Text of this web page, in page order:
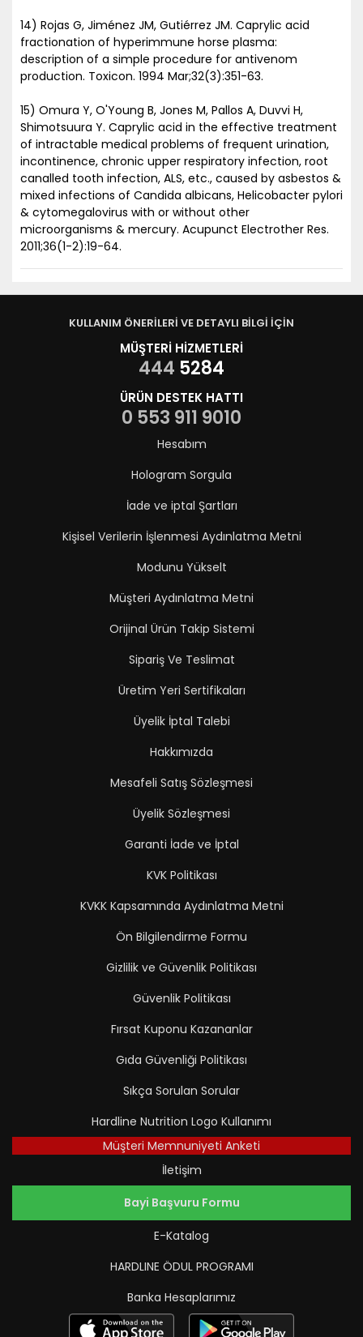
14) Rojas G, Jiménez JM, Gutiérrez JM. Caprylic acid
fractionation of hyperimmune horse plasma:
description of a simple procedure for antivenom
production. Toxicon. 1994 Mar;32(3):351-63.
15) Omura Y, O'Young B, Jones M, Pallos A, Duvvi H,
Shimotsuura Y. Caprylic acid in the effective treatment
of intractable medical problems of frequent urination,
incontinence, chronic upper respiratory infection, root
canalled tooth infection, ALS, etc., caused by asbestos &
mixed infections of Candida albicans, Helicobacter pylori
& cytomegalovirus with or without other
microorganisms & mercury. Acupunct Electrother Res.
2011;36(1-2):19-64.
KULLANIM ÖNERİLERİ VE DETAYLI BİLGİ İÇİN
MÜŞTERİ HİZMETLERİ
444 5284
ÜRÜN DESTEK HATTI
0 553 911 9010
Hesabım
Hologram Sorgula
İade ve iptal Şartları
Kişisel Verilerin İşlenmesi Aydınlatma Metni
Modunu Yükselt
Müşteri Aydınlatma Metni
Orijinal Ürün Takip Sistemi
Sipariş Ve Teslimat
Üretim Yeri Sertifikaları
Üyelik İptal Talebi
Hakkımızda
Mesafeli Satış Sözleşmesi
Üyelik Sözleşmesi
Garanti İade ve İptal
KVK Politikası
KVKK Kapsamında Aydınlatma Metni
Ön Bilgilendirme Formu
Gizlilik ve Güvenlik Politikası
Güvenlik Politikası
Fırsat Kuponu Kazananlar
Gıda Güvenliği Politikası
Sıkça Sorulan Sorular
Hardline Nutrition Logo Kullanımı
Müşteri Memnuniyeti Anketi
İletişim
Bayi Başvuru Formu
E-Katalog
HARDLINE ÖDUL PROGRAMI
Banka Hesaplarımız